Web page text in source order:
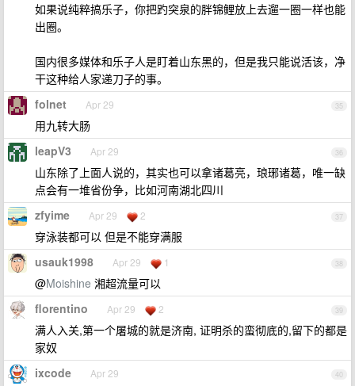
如果说纯粹搞乐子，你把趵突泉的胖锦鲤放上去遛一圈一样也能
出圈。
国内很多媒体和乐子人是盯着山东黑的，但是我只能说活该，净
干这种给人家递刀子的事。
35
folnet Apr 29
用九转大肠
36
leapV3 Apr 29
山东除了上面人说的，其实也可以拿诸葛亮，琅琊诸葛，唯一缺
点会有一堆省份争，比如河南湖北四川
37
zfyime Apr 29 2
穿泳装都可以 但是不能穿满服
38
usauk1998 Apr 29 1
@Moishine 湘超流量可以
39
florentino Apr 29 2
满人入关,第一个屠城的就是济南, 证明杀的蛮彻底的,留下的都是
家奴
40
ixcode Apr 29